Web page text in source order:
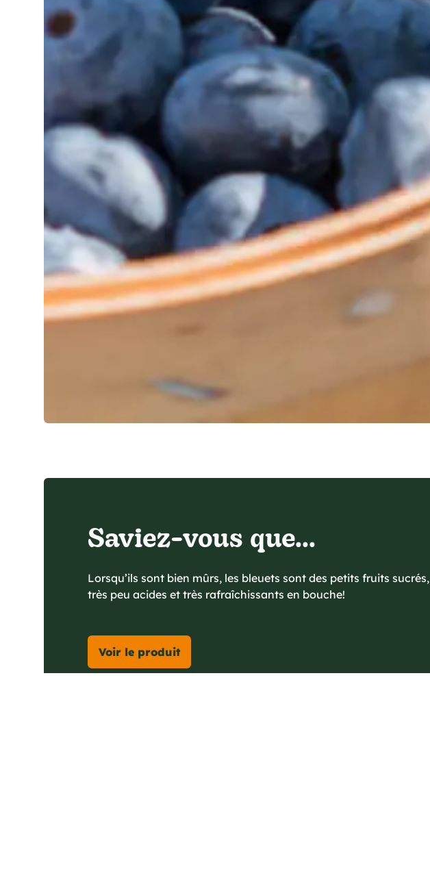
Saviez-vous que...
Lorsqu’ils sont bien mûrs, les bleuets sont des petits fruits sucrés,
très peu acides et très rafraîchissants en bouche!
Voir le produit